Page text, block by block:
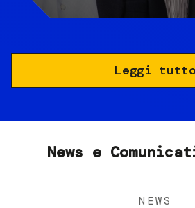
Leggi tutto
News e
NEWS